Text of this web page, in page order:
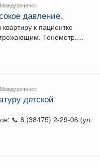
давление.
к пациентке
Тонометр.
детской
(ул.